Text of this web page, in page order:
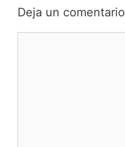
Deja un comentario